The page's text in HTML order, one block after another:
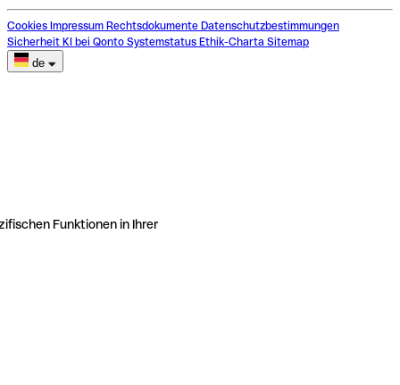
Cookies Impressum Rechtsdokumente Datenschutzbestimmungen
Sicherheit KI bei Qonto Systemstatus Ethik-Charta Sitemap
de
Funktionen in Ihrer